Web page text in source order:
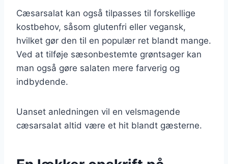
Cæsarsalat kan også tilpasses til forskellige
kostbehov, såsom glutenfri eller vegansk,
hvilket gør den til en populær ret blandt mange.
Ved at tilføje sæsonbestemte grøntsager kan
man også gøre salaten mere farverig og
indbydende.
Uanset anledningen vil en velsmagende
cæsarsalat altid være et hit blandt gæsterne.